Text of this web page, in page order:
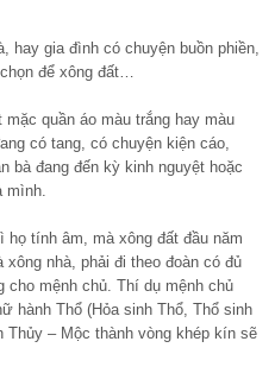
hay gia đình có chuyện buồn phiền,
để xông đất…
quần áo màu trắng hay màu
có tang, có chuyện kiện cáo,
bà đang đến kỳ kinh nguyệt hoặc
mình.
tính âm, mà xông đất đầu năm
nhà, phải đi theo đoàn có đủ
cho mệnh chủ. Thí dụ mệnh chủ
hành Thổ (Hỏa sinh Thổ, Thổ sinh
– Mộc thành vòng khép kín sẽ